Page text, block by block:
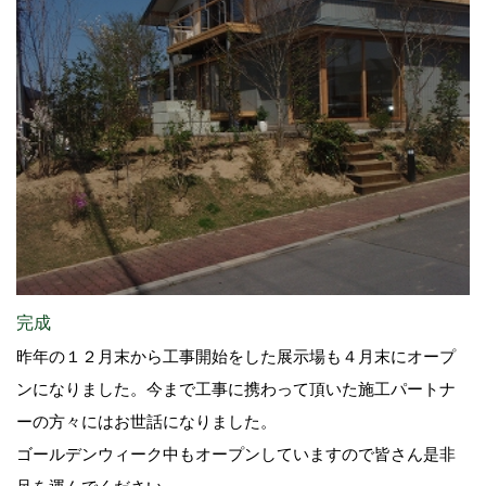
完成
昨年の１２月末から工事開始をした展示場も４月末にオープ
ンになりました。今まで工事に携わって頂いた施工パートナ
ーの方々にはお世話になりました。
ゴールデンウィーク中もオープンしていますので皆さん是非